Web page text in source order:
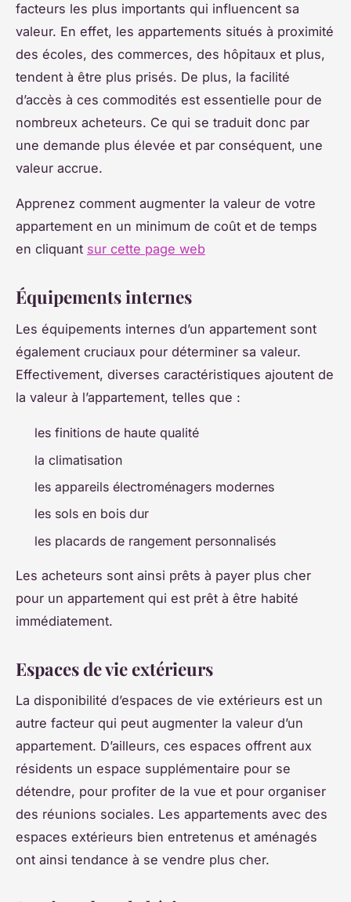
facteurs les plus importants qui influencent sa
valeur. En effet, les appartements situés à proximité
des écoles, des commerces, des hôpitaux et plus,
tendent à être plus prisés. De plus, la facilité
d’accès à ces commodités est essentielle pour de
nombreux acheteurs. Ce qui se traduit donc par
une demande plus élevée et par conséquent, une
valeur accrue.
Apprenez comment augmenter la valeur de votre
appartement en un minimum de coût et de temps
en cliquant sur cette page web
Équipements internes
Les équipements internes d’un appartement sont
également cruciaux pour déterminer sa valeur.
Effectivement, diverses caractéristiques ajoutent de
la valeur à l’appartement, telles que :
les finitions de haute qualité
la climatisation
les appareils électroménagers modernes
les sols en bois dur
les placards de rangement personnalisés
Les acheteurs sont ainsi prêts à payer plus cher
pour un appartement qui est prêt à être habité
immédiatement.
Espaces de vie extérieurs
La disponibilité d’espaces de vie extérieurs est un
autre facteur qui peut augmenter la valeur d’un
appartement. D’ailleurs, ces espaces offrent aux
résidents un espace supplémentaire pour se
détendre, pour profiter de la vue et pour organiser
des réunions sociales. Les appartements avec des
espaces extérieurs bien entretenus et aménagés
ont ainsi tendance à se vendre plus cher.